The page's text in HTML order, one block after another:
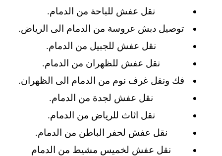
نقل عفش للباحة من الدمام.
توصيل دبش عروسة من الدمام الى الرياض.
نقل عفش للجبيل من الدمام.
نقل عفش للظهران من الدمام.
فك ونقل غرف نوم من الدمام الى الظهران.
نقل عفش لجدة من الدمام.
نقل اثاث للرياض من الدمام.
نقل عفش لحفر الباطن من الدمام.
نقل عفش لخميس مشيط من الدمام